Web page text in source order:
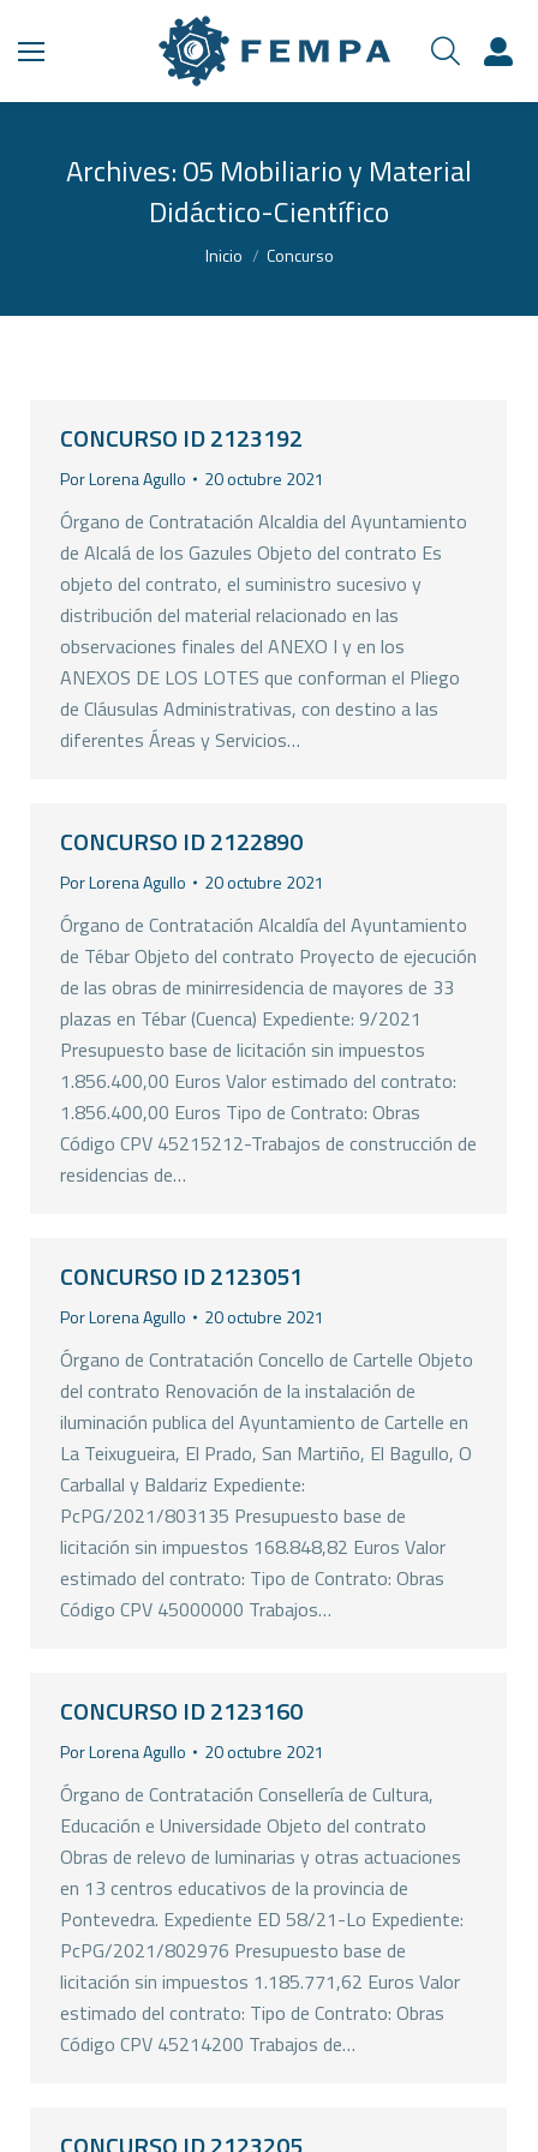
Archives:05 Mobiliario y Material
Didáctico-Científico
Estás aquí:
Inicio Concurso
CONCURSO ID 2123192
PorLorena Agullo 20 octubre 2021
Órgano de Contratación Alcaldia del Ayuntamiento
de Alcalá de los Gazules Objeto del contrato Es
objeto del contrato, el suministro sucesivo y
distribución del material relacionado en las
observaciones finales del ANEXO I y en los
ANEXOS DE LOS LOTES que conforman el Pliego
de Cláusulas Administrativas, con destino a las
diferentes Áreas y Servicios…
CONCURSO ID 2122890
PorLorena Agullo 20 octubre 2021
Órgano de Contratación Alcaldía del Ayuntamiento
de Tébar Objeto del contrato Proyecto de ejecución
de las obras de minirresidencia de mayores de 33
plazas en Tébar (Cuenca) Expediente: 9/2021
Presupuesto base de licitación sin impuestos
1.856.400,00 Euros Valor estimado del contrato:
1.856.400,00 Euros Tipo de Contrato: Obras
Código CPV 45215212-Trabajos de construcción de
residencias de…
CONCURSO ID 2123051
PorLorena Agullo 20 octubre 2021
Órgano de Contratación Concello de Cartelle Objeto
del contrato Renovación de la instalación de
iluminación publica del Ayuntamiento de Cartelle en
La Teixugueira, El Prado, San Martiño, El Bagullo, O
Carballal y Baldariz Expediente:
PcPG/2021/803135 Presupuesto base de
licitación sin impuestos 168.848,82 Euros Valor
estimado del contrato: Tipo de Contrato: Obras
Código CPV 45000000 Trabajos…
CONCURSO ID 2123160
PorLorena Agullo 20 octubre 2021
Órgano de Contratación Consellería de Cultura,
Educación e Universidade Objeto del contrato
Obras de relevo de luminarias y otras actuaciones
en 13 centros educativos de la provincia de
Pontevedra. Expediente ED 58/21-Lo Expediente:
PcPG/2021/802976 Presupuesto base de
licitación sin impuestos 1.185.771,62 Euros Valor
estimado del contrato: Tipo de Contrato: Obras
Código CPV 45214200 Trabajos de…